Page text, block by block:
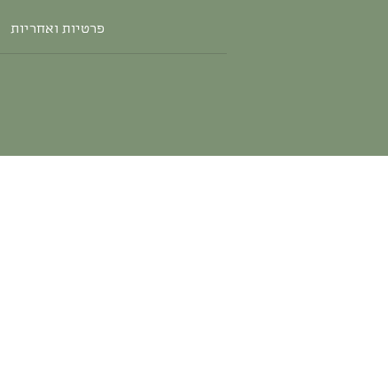
פרטיות ואחריות